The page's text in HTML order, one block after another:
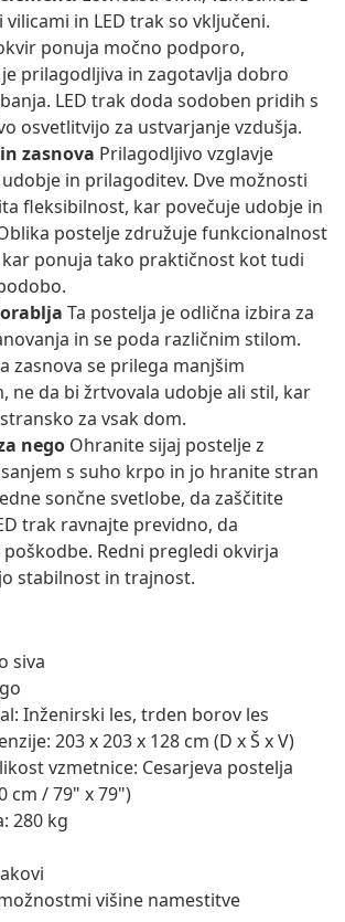
in LED trak so vključeni.
ponuja močno podporo,
prilagodljiva in zagotavlja dobro
LED trak doda sodoben pridih s
osvetlitvijo za ustvarjanje vzdušja.
zasnova Prilagodljivo vzglavje
in prilagoditev. Dve možnosti
fleksibilnost, kar povečuje udobje in
postelje združuje funkcionalnost
ponuja tako praktičnost kot tudi
Ta postelja je odlična izbira za
in se poda različnim stilom.
zasnova se prilega manjšim
ne da bi žrtvovala udobje ali stil, kar
za vsak dom.
nego Ohranite sijaj postelje z
s suho krpo in jo hranite stran
sončne svetlobe, da zaščitite
trak ravnajte previdno, da
Redni pregledi okvirja
stabilnost in trajnost.
siva
Inženirski les, trden borov les
203 x 203 x 128 cm (D x Š x V)
vzmetnice: Cesarjeva postelja
cm / 79" x 79")
280 kg
višine namestitve